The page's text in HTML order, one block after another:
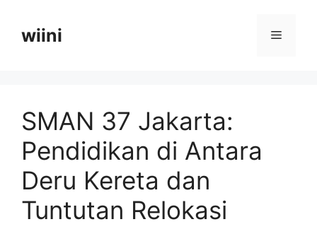
wiini Menu
SMAN 37 Jakarta:
Pendidikan di Antara
Deru Kereta dan
Tuntutan Relokasi